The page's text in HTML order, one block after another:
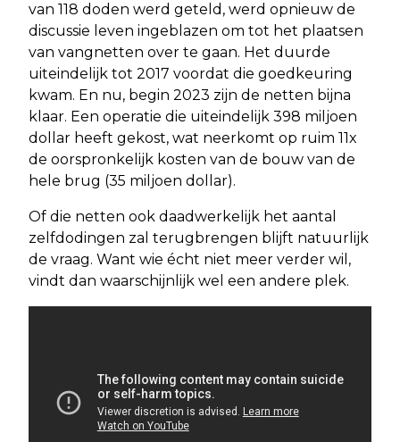
van 118 doden werd geteld, werd opnieuw de
discussie leven ingeblazen om tot het plaatsen
van vangnetten over te gaan. Het duurde
uiteindelijk tot 2017 voordat die goedkeuring
kwam. En nu, begin 2023 zijn de netten bijna
klaar. Een operatie die uiteindelijk 398 miljoen
dollar heeft gekost, wat neerkomt op ruim 11x
de oorspronkelijk kosten van de bouw van de
hele brug (35 miljoen dollar).
Of die netten ook daadwerkelijk het aantal
zelfdodingen zal terugbrengen blijft natuurlijk
de vraag. Want wie écht niet meer verder wil,
vindt dan waarschijnlijk wel een andere plek.